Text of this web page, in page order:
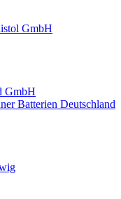
GmbH
GmbH
Batterien Deutschland